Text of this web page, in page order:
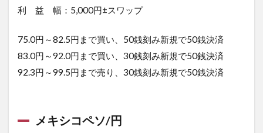
利 益 幅：5,000円±スワップ
75.0円～82.5円まで買い、50銭刻み新規で50銭決済
83.0円～92.0円まで買い、30銭刻み新規で50銭決済
92.3円～99.5円まで売り、30銭刻み新規で50銭決済
メキシコペソ/円